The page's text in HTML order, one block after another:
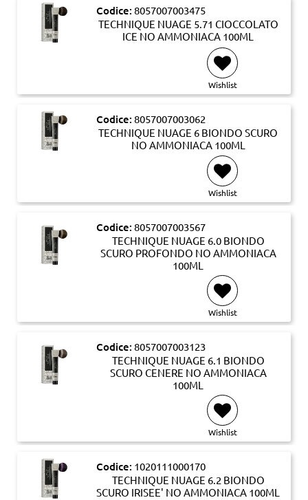
Codice: 8057007003475
TECHNIQUE NUAGE 5.71 CIOCCOLATO
ICE NO AMMONIACA 100ML
Wishlist
Codice: 8057007003062
TECHNIQUE NUAGE 6 BIONDO SCURO
NO AMMONIACA 100ML
Wishlist
Codice: 8057007003567
TECHNIQUE NUAGE 6.0 BIONDO
SCURO PROFONDO NO AMMONIACA
100ML
Wishlist
Codice: 8057007003123
TECHNIQUE NUAGE 6.1 BIONDO
SCURO CENERE NO AMMONIACA
100ML
Wishlist
Codice: 1020111000170
TECHNIQUE NUAGE 6.2 BIONDO
SCURO IRISEE' NO AMMONIACA 100ML